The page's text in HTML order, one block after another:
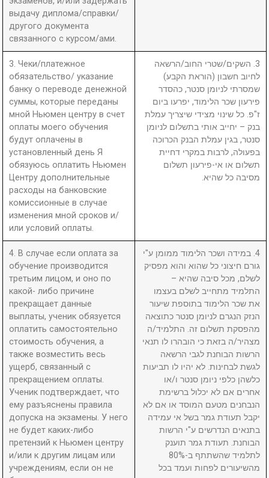
выдачу диплома/справки/
другого документа
связанного с курсом/ами.
3. Чеки/платежное
обязательство/ указание
банку о переводе денежной
суммы, которые переданы
мной Ньюмен центру в счет
оплаты моего обучения
будут оплачены в
установленный день Я
обязуюсь оплатить Ньюмен
Центру дополнительные
расходы на банковские
комиссионные в случае
изменения мной сроков и/
или условий оплаты.
3. השקים/שטרי החוב/הרשאה
לחיוב חשבון (הוראת הקבע)
שמסרתי לניומן סנטר, כהסדר
פירעון שכר הלימוד, יפרעו ביום
ז"פ. כל שינוי מצידי שיצריך עמלת
בנק – יחייב אותי בתשלום לניומן
סנטר, בגין עמלת הבנק הכרוכה
בפעולה, לרבות במקרי דחיית
תשלום או אי-פירעון תשלום
מסיבה כל שהיא.
4. В случае если оплата за
обучение производится
третьим лицом, и оно по
какой- либо причине
прекращает данные
выплаты, ученик обязуется
оплатить самостоятельно
стоимость обучения, а
также возместить весь
ущерб, связанный с
прекращением оплаты.
Ученик подтверждает, что
ему разъяснены правила
допуска на экзамены. У него
не будет каких-либо
претензий к Ньюмен центру
и/или к другим лицам или
учреждениям, если он не
4. במידה ושכר הלימוד ממומן ע"י
גורם חיצוני כל שהוא והוא מפסיק
לשלם, מכל סיבה שהיא –
התלמיד מתחייב לשלם בעצמו
את שכר הלימוד בתוספת שיעור
הנזק הנגרם לניומן סנטר כתוצאה
מהפסקת תשלום זה. התלמיד/ה
מצהיר/ה בזאת כי הובהרו לו תנאי
הרשות הבוחנת לגבי הרשאה
לגשת לבחינות. לא יהיו לו תביעות
כלשהן כלפי ניומן סנטר ו/או
אחרים אם לא יכלול ברשימת
הנבחנים מטעם המוסד או אם לא
יקבל תעודת גמר בשל אי עמידה
בתנאים הנדרשים ע"י הרשות
הבוחנת. תעודת גמר תוענק
לתלמיד שהשתתף ב-80%
מהשיעורים לפחות ועמד בכל